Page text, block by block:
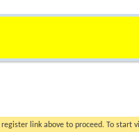
register link above to proceed. To